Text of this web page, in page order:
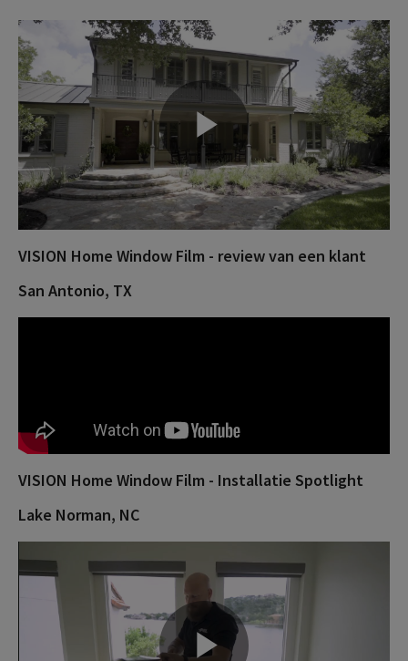
P
l
y
V
i
VISION Home Window Film - review van een klant
San Antonio, TX
VISION Home Window Film - Installatie Spotlight
Lake Norman, NC